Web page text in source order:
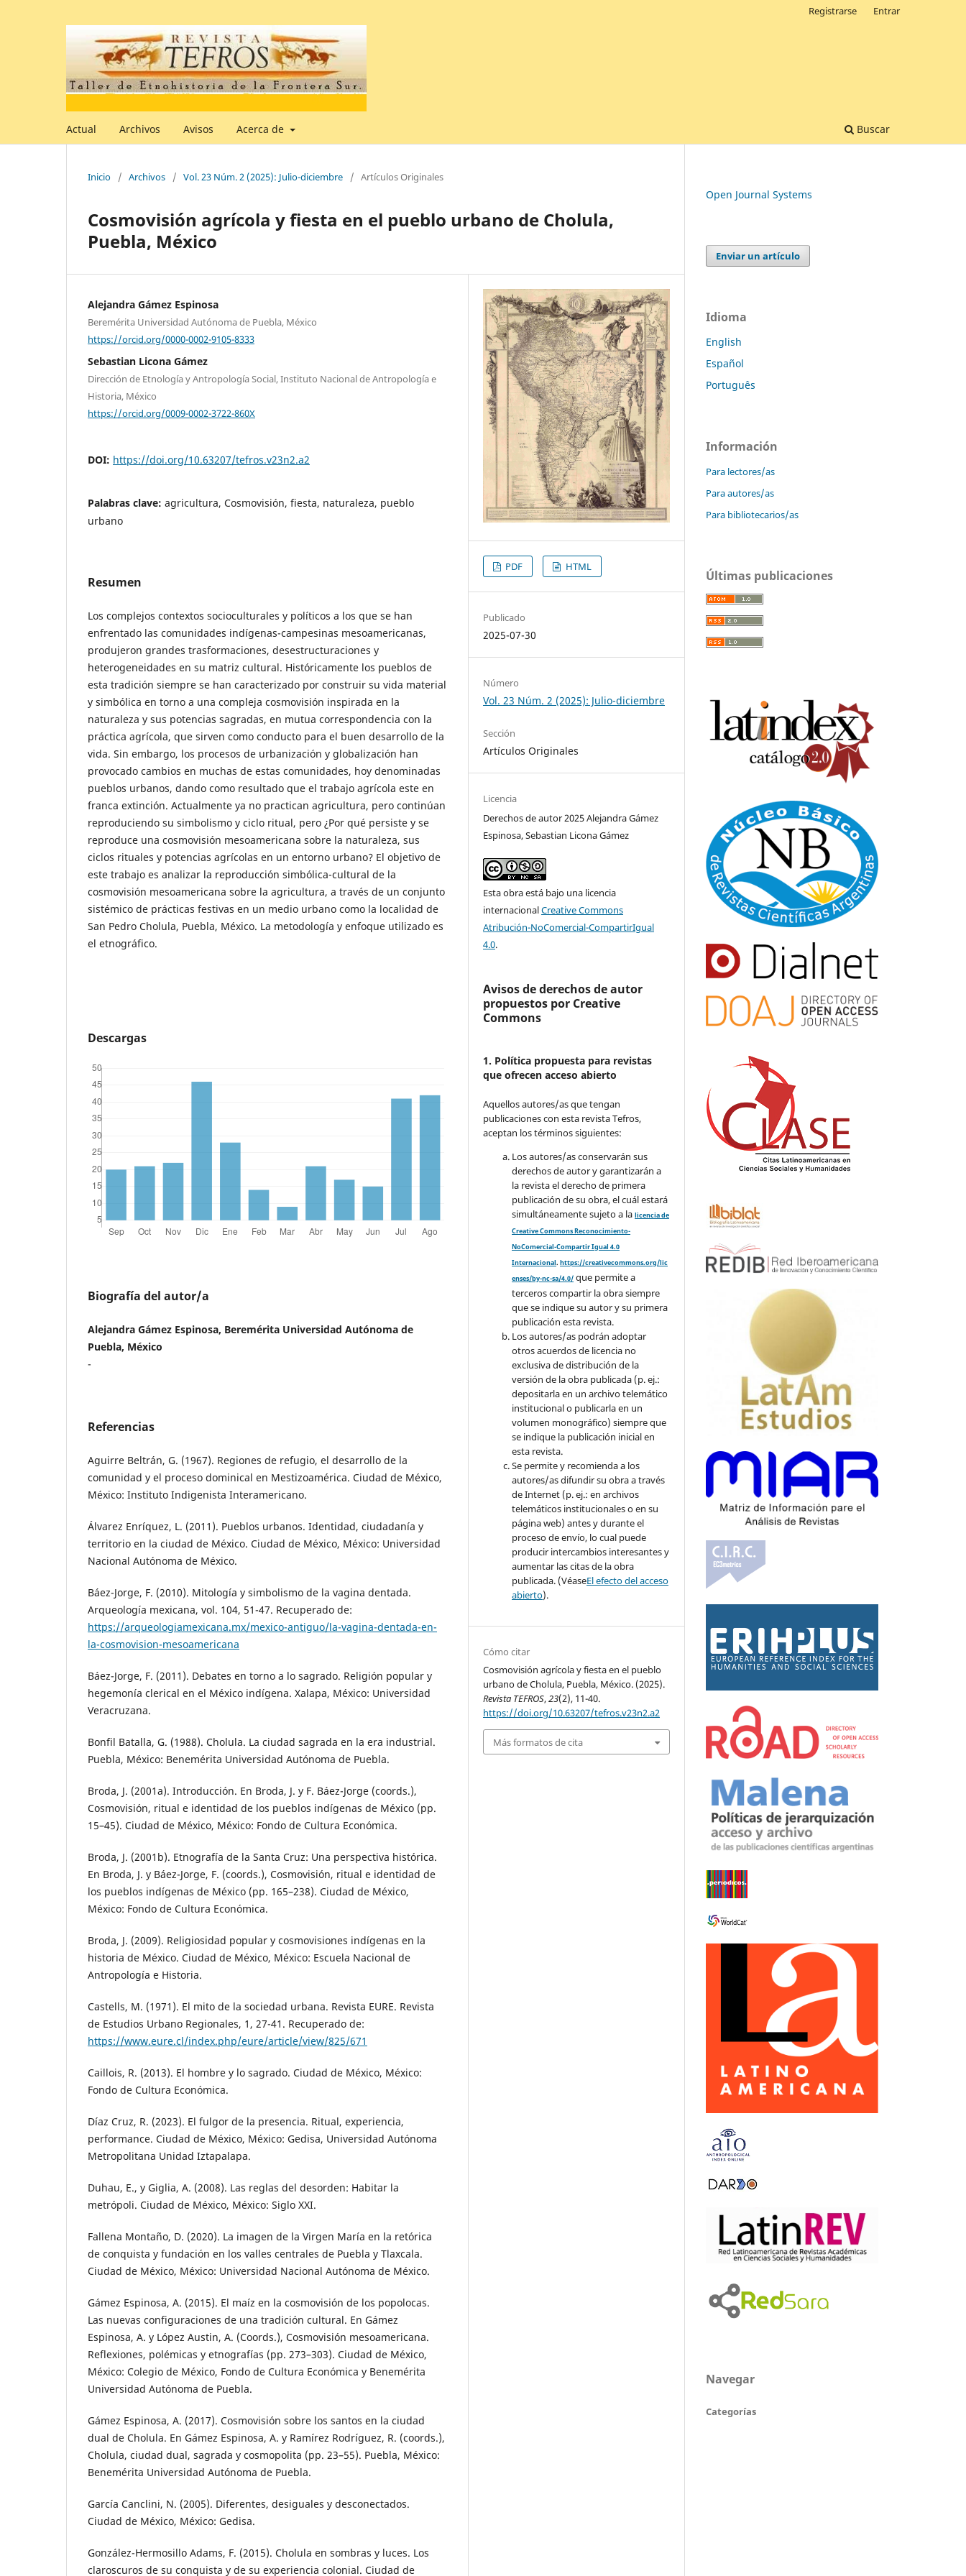
Actual Archivos Avisos Acerca de Buscar
Registrarse Entrar
Inicio / Archivos / Vol. 23 Núm. 2 (2025): Julio-diciembre / Artículos Originales
Cosmovisión agrícola y fiesta en el pueblo urbano de Cholula,
Puebla, México
Alejandra Gámez Espinosa
Beremérita Universidad Autónoma de Puebla, México
https://orcid.org/0000-0002-9105-8333
Sebastian Licona Gámez
Dirección de Etnología y Antropología Social, Instituto Nacional de Antropología e
Historia, México
https://orcid.org/0009-0002-3722-860X
DOI: https://doi.org/10.63207/tefros.v23n2.a2
Palabras clave: agricultura, Cosmovisión, fiesta, naturaleza, pueblo
urbano
Resumen
Los complejos contextos socioculturales y políticos a los que se han
enfrentado las comunidades indígenas-campesinas mesoamericanas,
produjeron grandes trasformaciones, desestructuraciones y
heterogeneidades en su matriz cultural. Históricamente los pueblos de
esta tradición siempre se han caracterizado por construir su vida material
y simbólica en torno a una compleja cosmovisión inspirada en la
naturaleza y sus potencias sagradas, en mutua correspondencia con la
práctica agrícola, que sirven como conducto para el buen desarrollo de la
vida. Sin embargo, los procesos de urbanización y globalización han
provocado cambios en muchas de estas comunidades, hoy denominadas
pueblos urbanos, dando como resultado que el trabajo agrícola este en
franca extinción. Actualmente ya no practican agricultura, pero continúan
reproduciendo su simbolismo y ciclo ritual, pero ¿Por qué persiste y se
reproduce una cosmovisión mesoamericana sobre la naturaleza, sus
ciclos rituales y potencias agrícolas en un entorno urbano? El objetivo de
este trabajo es analizar la reproducción simbólica-cultural de la
cosmovisión mesoamericana sobre la agricultura, a través de un conjunto
sistémico de prácticas festivas en un medio urbano como la localidad de
San Pedro Cholula, Puebla, México. La metodología y enfoque utilizado es
el etnográfico.
Descargas
Biografía del autor/a
Alejandra Gámez Espinosa, Beremérita Universidad Autónoma de
Puebla, México
-
Referencias
Aguirre Beltrán, G. (1967). Regiones de refugio, el desarrollo de la
comunidad y el proceso dominical en Mestizoamérica. Ciudad de México,
México: Instituto Indigenista Interamericano.
Álvarez Enríquez, L. (2011). Pueblos urbanos. Identidad, ciudadanía y
territorio en la ciudad de México. Ciudad de México, México: Universidad
Nacional Autónoma de México.
Báez-Jorge, F. (2010). Mitología y simbolismo de la vagina dentada.
Arqueología mexicana, vol. 104, 51-47. Recuperado de:
https://arqueologiamexicana.mx/mexico-antiguo/la-vagina-dentada-en-
la-cosmovision-mesoamericana
Báez-Jorge, F. (2011). Debates en torno a lo sagrado. Religión popular y
hegemonía clerical en el México indígena. Xalapa, México: Universidad
Veracruzana.
Bonfil Batalla, G. (1988). Cholula. La ciudad sagrada en la era industrial.
Puebla, México: Benemérita Universidad Autónoma de Puebla.
Broda, J. (2001a). Introducción. En Broda, J. y F. Báez-Jorge (coords.),
Cosmovisión, ritual e identidad de los pueblos indígenas de México (pp.
15–45). Ciudad de México, México: Fondo de Cultura Económica.
Broda, J. (2001b). Etnografía de la Santa Cruz: Una perspectiva histórica.
En Broda, J. y Báez-Jorge, F. (coords.), Cosmovisión, ritual e identidad de
los pueblos indígenas de México (pp. 165–238). Ciudad de México,
México: Fondo de Cultura Económica.
Broda, J. (2009). Religiosidad popular y cosmovisiones indígenas en la
historia de México. Ciudad de México, México: Escuela Nacional de
Antropología e Historia.
Castells, M. (1971). El mito de la sociedad urbana. Revista EURE. Revista
de Estudios Urbano Regionales, 1, 27-41. Recuperado de:
https://www.eure.cl/index.php/eure/article/view/825/671
Caillois, R. (2013). El hombre y lo sagrado. Ciudad de México, México:
Fondo de Cultura Económica.
Díaz Cruz, R. (2023). El fulgor de la presencia. Ritual, experiencia,
performance. Ciudad de México, México: Gedisa, Universidad Autónoma
Metropolitana Unidad Iztapalapa.
Duhau, E., y Giglia, A. (2008). Las reglas del desorden: Habitar la
metrópoli. Ciudad de México, México: Siglo XXI.
Fallena Montaño, D. (2020). La imagen de la Virgen María en la retórica
de conquista y fundación en los valles centrales de Puebla y Tlaxcala.
Ciudad de México, México: Universidad Nacional Autónoma de México.
Gámez Espinosa, A. (2015). El maíz en la cosmovisión de los popolocas.
Las nuevas configuraciones de una tradición cultural. En Gámez
Espinosa, A. y López Austin, A. (Coords.), Cosmovisión mesoamericana.
Reflexiones, polémicas y etnografías (pp. 273–303). Ciudad de México,
México: Colegio de México, Fondo de Cultura Económica y Benemérita
Universidad Autónoma de Puebla.
Gámez Espinosa, A. (2017). Cosmovisión sobre los santos en la ciudad
dual de Cholula. En Gámez Espinosa, A. y Ramírez Rodríguez, R. (coords.),
Cholula, ciudad dual, sagrada y cosmopolita (pp. 23–55). Puebla, México:
Benemérita Universidad Autónoma de Puebla.
García Canclini, N. (2005). Diferentes, desiguales y desconectados.
Ciudad de México, México: Gedisa.
González-Hermosillo Adams, F. (2015). Cholula en sombras y luces. Los
claroscuros de su conquista y de su experiencia colonial. Ciudad de
PDF HTML
Publicado
2025-07-30
Número
Vol. 23 Núm. 2 (2025): Julio-diciembre
Sección
Artículos Originales
Licencia
Derechos de autor 2025 Alejandra Gámez
Espinosa, Sebastian Licona Gámez
Esta obra está bajo una licencia
internacionalCreative Commons
Atribución-NoComercial-CompartirIgual
4.0.
Avisos de derechos de autor
propuestos por Creative
Commons
1. Política propuesta para revistas
que ofrecen acceso abierto
Aquellos autores/as que tengan
publicaciones con esta revista Tefros,
aceptan los términos siguientes:
Los autores/as conservarán sus
derechos de autor y garantizarán a
la revista el derecho de primera
publicación de su obra, el cuál estará
simultáneamente sujeto a lalicencia de
Creative Commons Reconocimiento-
NoComercial-Compartir Igual 4.0
Internacional.https://creativecommons.org/lic
enses/by-nc-sa/4.0/ que permite a
terceros compartir la obra siempre
que se indique su autor y su primera
publicación esta revista.
Los autores/as podrán adoptar
otros acuerdos de licencia no
exclusiva de distribución de la
versión de la obra publicada (p. ej.:
depositarla en un archivo telemático
institucional o publicarla en un
volumen monográfico) siempre que
se indique la publicación inicial en
esta revista.
Se permite y recomienda a los
autores/as difundir su obra a través
de Internet (p. ej.: en archivos
telemáticos institucionales o en su
página web) antes y durante el
proceso de envío, lo cual puede
producir intercambios interesantes y
aumentar las citas de la obra
publicada. (VéaseEl efecto del acceso
abierto).
Cómo citar
Cosmovisión agrícola y fiesta en el pueblo
urbano de Cholula, Puebla, México. (2025).
Revista TEFROS,23(2), 11-40.
https://doi.org/10.63207/tefros.v23n2.a2
Más formatos de cita
Open Journal Systems
Enviar un artículo
Idioma
English
Español
Português
Información
Para lectores/as
Para autores/as
Para bibliotecarios/as
Últimas publicaciones
Navegar
Categorías